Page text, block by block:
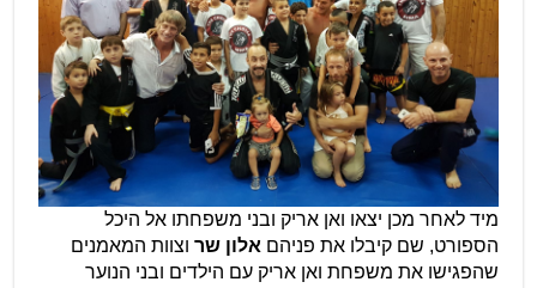
מיד לאחר מכן יצאו ואן אריק ובני משפחתו אל היכל
הספורט, שם קיבלו את פניהם אלון שר וצוות המאמנים
שהפגישו את משפחת ואן אריק עם הילדים ובני הנוער